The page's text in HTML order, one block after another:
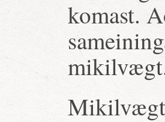
komast.
Mikilvægt